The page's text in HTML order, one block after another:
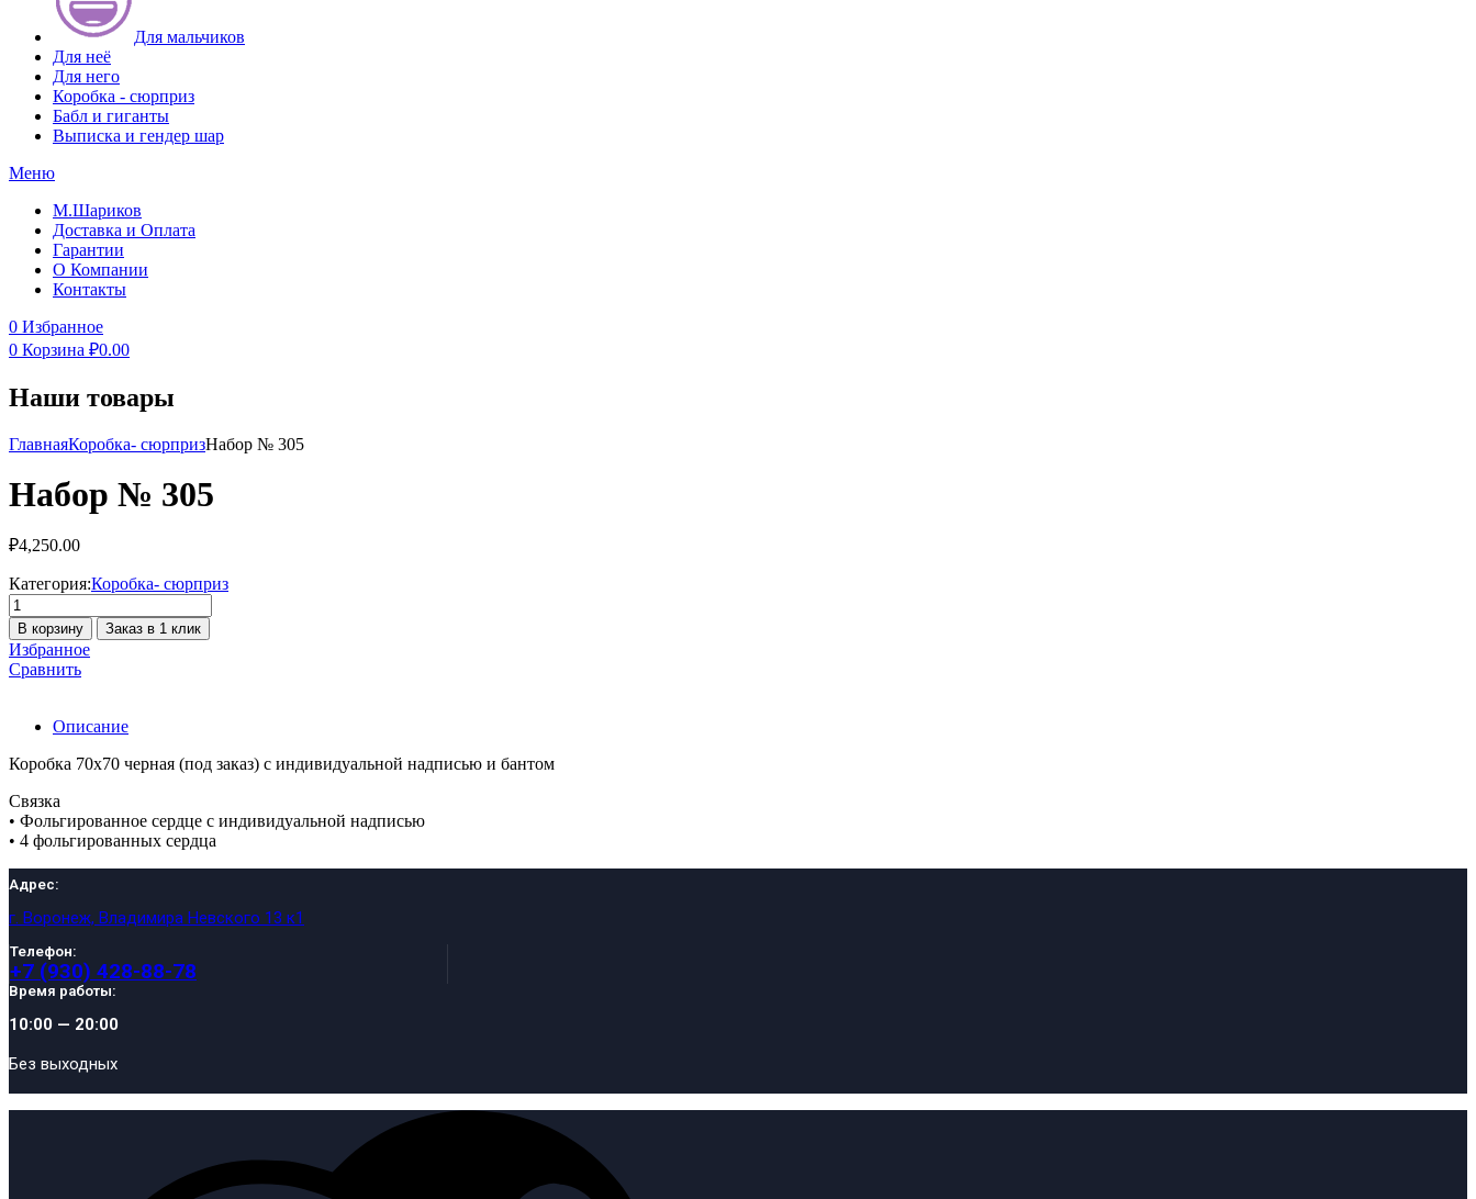
Для мальчиков
Для неё
Для него
Коробка - сюрприз
Бабл и гиганты
Выписка и гендер шар
Меню
М.Шариков
Доставка и Оплата
Гарантии
О Компании
Контакты
0 Избранное
0 Корзина ₽0.00
Наши товары
ГлавнаяКоробка- сюрпризНабор № 305
Набор № 305
₽4,250.00
Категория:Коробка- сюрприз
Количество
товара
Набор
№
305
В корзину Заказ в 1 клик
Избранное
Сравнить
Описание
Коробка 70х70 черная (под заказ) с индивидуальной надписью и бантом
Связка
• Фольгированное сердце с индивидуальной надписью
• 4 фольгированных сердца
Адрес:
г. Воронеж, Владимира Невского 13 к1
Телефон:
+7 (930) 428-88-78
Время работы:
10:00 — 20:00
Без выходных